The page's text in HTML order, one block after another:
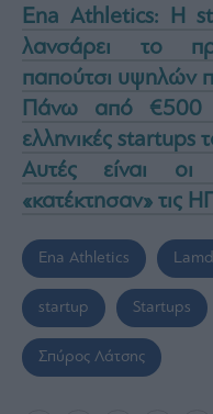
Ena Athletics: Η
λανσάρει το
παπούτσι υψηλών
Πάνω από €500
ελληνικές startups
Αυτές είναι οι
«κατέκτησαν» τις
Ena Athletics
startup Startups
Σπύρος Λάτσης